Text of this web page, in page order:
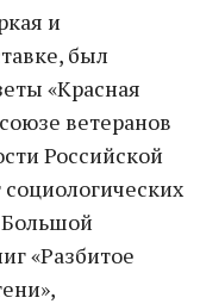
и
был
«Красная
ветеранов
Российской
Большой
«Разбитое